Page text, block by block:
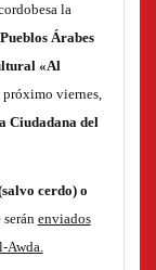
la
Árabes
«Al
próximo viernes,
Ciudadana del
cerdo) o
enviados
Awda.